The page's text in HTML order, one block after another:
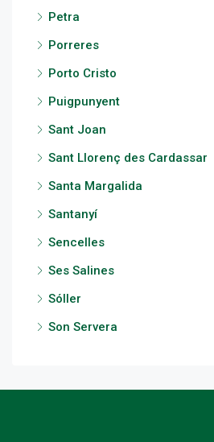
Petra
Porreres
Porto Cristo
Puigpunyent
Sant Joan
Sant Llorenç des Cardassar
Santa Margalida
Santanyí
Sencelles
Ses Salines
Sóller
Son Servera